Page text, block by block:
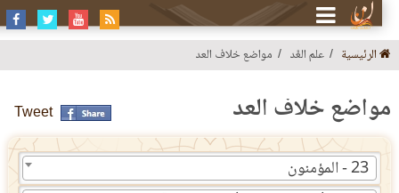
الرئيسية علم العَّد مواضع خلاف العد
خلاف العد Tweet
23 - المؤمنون